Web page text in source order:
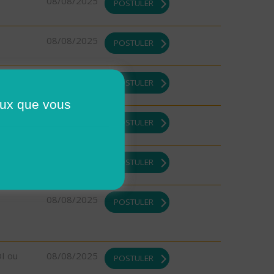
POSTULER
08/08/2025 POSTULER
POSTULER
POSTULER
POSTULER
08/08/2025 POSTULER
ou
08/08/2025 POSTULER
que vous